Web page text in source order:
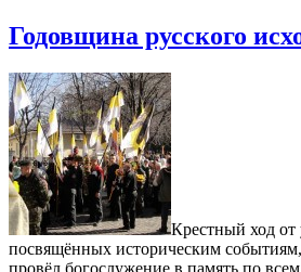
Годовщина русского
Крестный ход от
посвящённых историческим
провёл богослужение в память по